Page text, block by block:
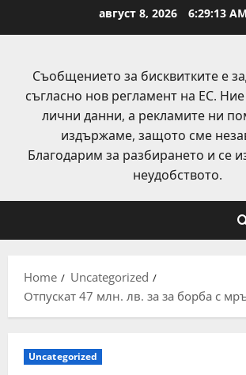
август 8, 2026 6:29:14 AM
Съобщението за бисквитките е
съгласно нов регламент на ЕС.
лични данни, а рекламите ни
издържаме, защото сме
Благодарим за разбирането и се
неудобството.
Home
Uncategorized
Отпускат 47 млн. лв. за за борба с
Uncategorized